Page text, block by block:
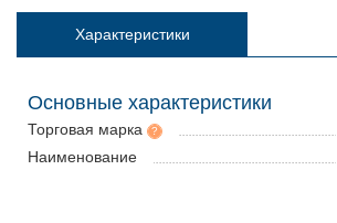
Характеристики
Основные характеристики
Торговая марка ?
Наименование